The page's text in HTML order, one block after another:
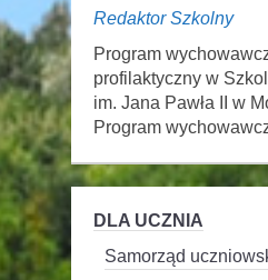
Redaktor Szkolny
Program
profilaktyczny w
im. Jana Pawła II w
Program
DLA UCZNIA
Samorząd